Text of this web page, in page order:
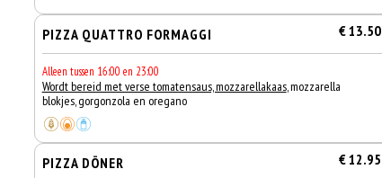
PIZZA QUATTRO FORMAGGI € 13.50
Alleen tussen 16:00 en 23:00
Wordt bereid met verse tomatensaus, mozzarellakaas, mozzarella
blokjes, gorgonzola en oregano
PIZZA DÖNER € 12.95